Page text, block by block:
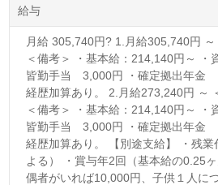
給与
月給 305,740円? 1.月給305,740円
＜備考＞ ・基本給：214,140円～
皆勤手当 3,000円 ・確定拠出年金
経歴加算あり。 2.月給273,240円 ～
＜備考＞ ・基本給：214,140円～
皆勤手当 3,000円 ・確定拠出年金
経歴加算あり。 【別途支給】 ・残業
よる） ・賞与年2回（基本給の0.25
偶者がいれば10,000円、子供１人に